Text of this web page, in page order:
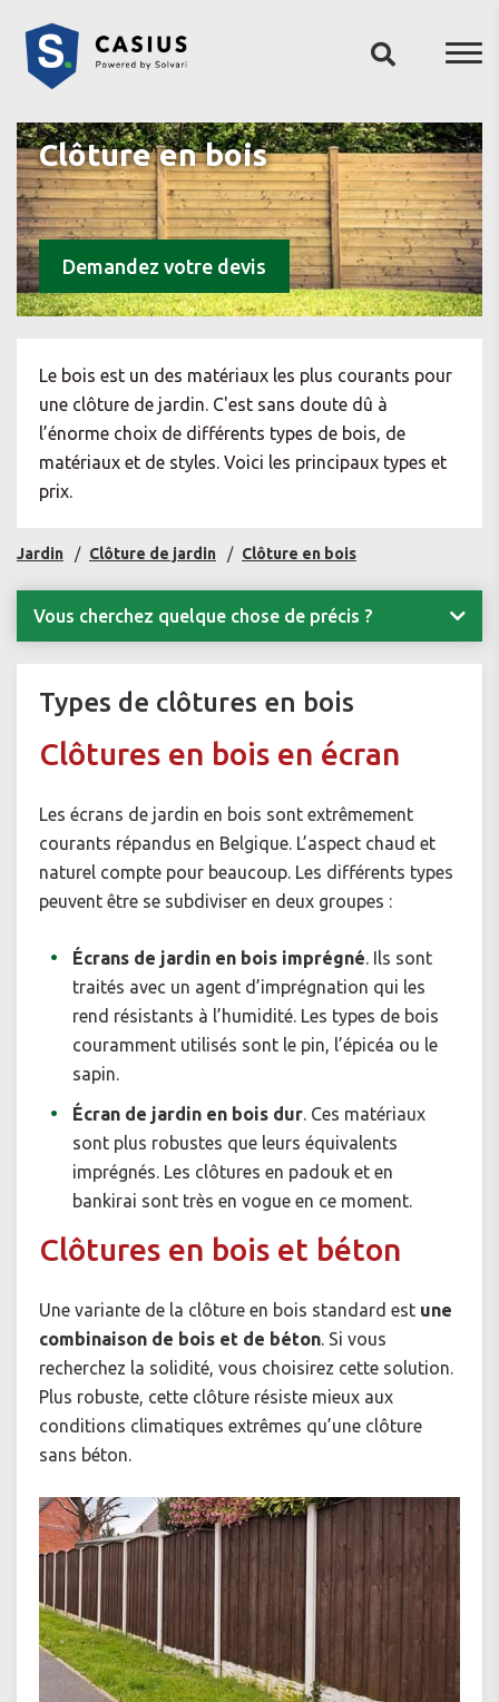
Clôture en bois
Demandez votre devis
Le bois est un des matériaux les plus courants pour
une clôture de jardin. C'est sans doute dû à
l’énorme choix de différents types de bois, de
matériaux et de styles. Voici les principaux types et
prix.
Jardin Clôture de jardin Clôture en bois
Vous cherchez quelque chose de précis ?
Types de clôtures en bois
Clôtures en bois en écran
Les écrans de jardin en bois sont extrêmement
courants répandus en Belgique. L’aspect chaud et
naturel compte pour beaucoup. Les différents types
peuvent être se subdiviser en deux groupes :
Écrans de jardin en bois imprégné. Ils sont
traités avec un agent d’imprégnation qui les
rend résistants à l’humidité. Les types de bois
couramment utilisés sont le pin, l’épicéa ou le
sapin.
Écran de jardin en bois dur. Ces matériaux
sont plus robustes que leurs équivalents
imprégnés. Les clôtures en padouk et en
bankirai sont très en vogue en ce moment.
Clôtures en bois et béton
Une variante de la clôture en bois standard est une
combinaison de bois et de béton. Si vous
recherchez la solidité, vous choisirez cette solution.
Plus robuste, cette clôture résiste mieux aux
conditions climatiques extrêmes qu’une clôture
sans béton.